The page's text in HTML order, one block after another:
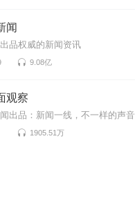
闻
品权威的新闻资讯
9.08亿
观察
出品：新闻一线，不一样的声音
1905.51万